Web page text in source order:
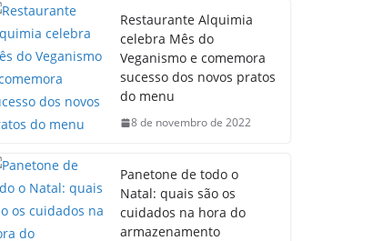
Restaurante Alquimia
celebra Mês do
Veganismo e comemora
sucesso dos novos pratos
do menu
8 de novembro de 2022
Panetone de todo o
Natal: quais são os
cuidados na hora do
armazenamento